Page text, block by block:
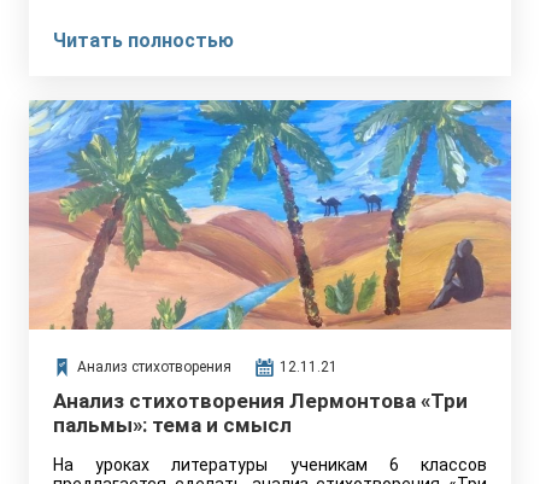
Читать полностью
Анализ стихотворения 12.11.21
Анализ стихотворения Лермонтова «Три
пальмы»: тема и смысл
На уроках литературы ученикам 6 классов